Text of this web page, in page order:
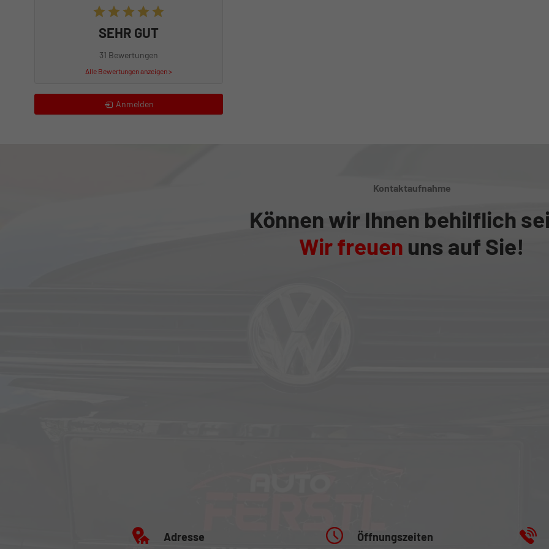
SEHR GUT
31 Bewertungen
Alle Bewertungen anzeigen >
Anmelden
Kontaktaufnahme
Können wir Ihnen behilflich
Wir freuen uns auf Sie!
Adresse Öffnungszeiten